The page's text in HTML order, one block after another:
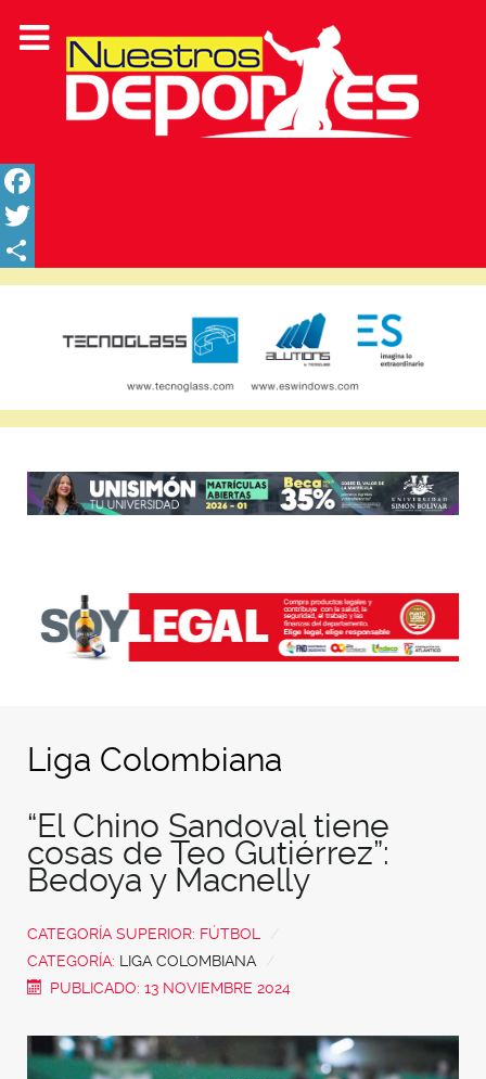
Facebook
Twitter
Share
Liga Colombiana
“El Chino Sandoval tiene
cosas de Teo Gutiérrez”:
Bedoya y Macnelly
CATEGORÍA SUPERIOR: FÚTBOL
CATEGORÍA: LIGA COLOMBIANA
PUBLICADO: 13 NOVIEMBRE 2024